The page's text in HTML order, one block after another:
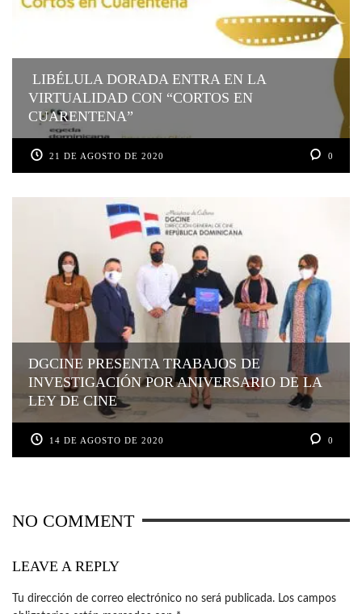
LIBÉLULA DORADA ENTRA EN LA
VIRTUALIDAD CON “CORTOS EN
CUARENTENA”
21 DE AGOSTO DE 2020 0
DGCINE PRESENTA TRABAJOS DE
INVESTIGACIÓN POR ANIVERSARIO DE LA
LEY DE CINE
14 DE AGOSTO DE 2020 0
NO COMMENT
LEAVE A REPLY
Tu dirección de correo electrónico no será publicada. Los campos